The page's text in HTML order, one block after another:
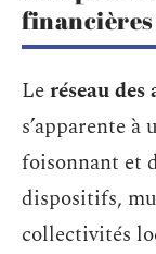
financières
Leréseau
s’apparente
foisonnant et
dispositifs,
collectivités